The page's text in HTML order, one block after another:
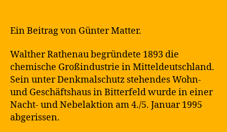
Ein Beitrag von Günter Matter.
Walther Rathenau begründete 1893 die
chemische Großindustrie in Mitteldeutschland.
Sein unter Denkmalschutz stehendes Wohn-
und Geschäftshaus in Bitterfeld wurde in einer
Nacht- und Nebelaktion am 4./5. Januar 1995
abgerissen.